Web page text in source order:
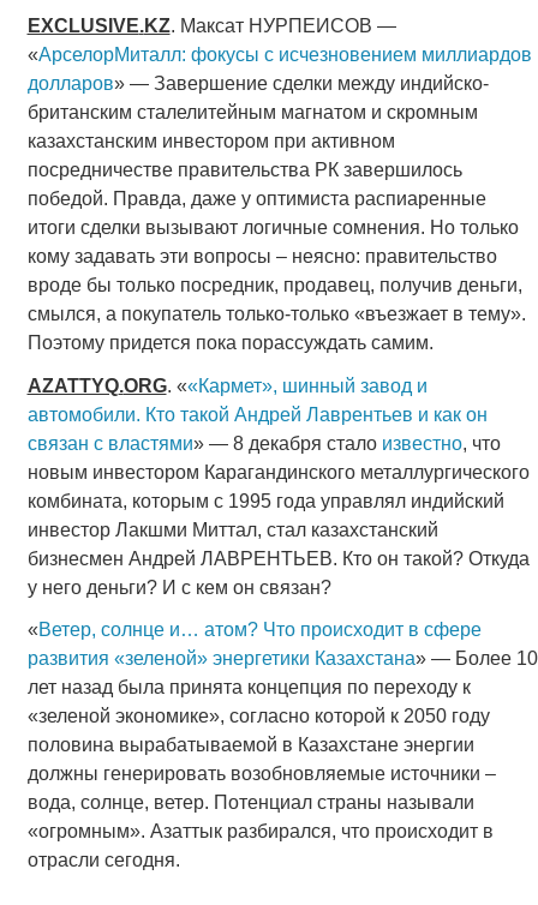
EXCLUSIVE.KZ. Максат НУРПЕИСОВ —
«АрселорМиталл: фокусы с исчезновением миллиардов
долларов» — Завершение сделки между индийско-
британским сталелитейным магнатом и скромным
казахстанским инвестором при активном
посредничестве правительства РК завершилось
победой. Правда, даже у оптимиста распиаренные
итоги сделки вызывают логичные сомнения. Но только
кому задавать эти вопросы – неясно: правительство
вроде бы только посредник, продавец, получив деньги,
смылся, а покупатель только-только «въезжает в тему».
Поэтому придется пока порассуждать самим.
AZATTYQ.ORG. ««Кармет», шинный завод и
автомобили. Кто такой Андрей Лаврентьев и как он
связан с властями» — 8 декабря стало известно, что
новым инвестором Карагандинского металлургического
комбината, которым с 1995 года управлял индийский
инвестор Лакшми Миттал, стал казахстанский
бизнесмен Андрей ЛАВРЕНТЬЕВ. Кто он такой? Откуда
у него деньги? И с кем он связан?
«Ветер, солнце и… атом? Что происходит в сфере
развития «зеленой» энергетики Казахстана» — Более 10
лет назад была принята концепция по переходу к
«зеленой экономике», согласно которой к 2050 году
половина вырабатываемой в Казахстане энергии
должны генерировать возобновляемые источники –
вода, солнце, ветер. Потенциал страны называли
«огромным». Азаттык разбирался, что происходит в
отрасли сегодня.